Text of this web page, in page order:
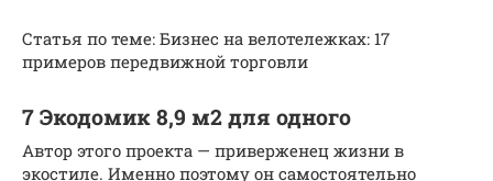
Статья по теме: Бизнес на велотележках: 17
примеров передвижной торговли
7 Экодомик 8,9 м2 для одного
Автор этого проекта — приверженец жизни в
экостиле. Именно поэтому он самостоятельно